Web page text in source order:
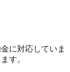
に対応していま
す。